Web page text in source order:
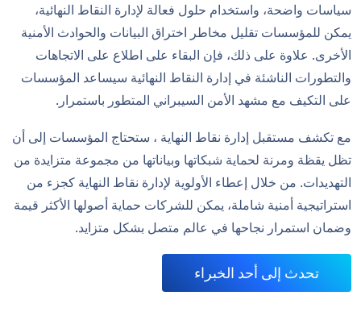
سياسات واضحة، واستخدام حلول فعالة لإدارة النقاط النهائية،
يمكن للمؤسسات تقليل مخاطر اختراق البيانات والحوادث الأمنية
الأخرى. علاوة على ذلك، فإن البقاء على اطلاع على الاتجاهات
والتطورات الناشئة في إدارة النقاط النهائية سيساعد المؤسسات
على التكيف مع مشهد الأمن السيبراني المتطور باستمرار.
مع تكشف مستقبل إدارة نقاط النهاية ، ستحتاج المؤسسات إلى أن
تظل يقظة ومرنة لحماية شبكاتها وبياناتها من مجموعة متزايدة من
التهديدات. من خلال إعطاء الأولوية لإدارة نقاط النهاية كجزء من
استراتيجية أمنية شاملة، يمكن للشركات حماية أصولها الأكثر قيمة
وضمان استمرار نجاحها في عالم متصل بشكل متزايد.
تحدث إلى أحد الخبراء